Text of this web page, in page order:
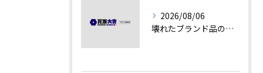
2026/08/06
壊れたブランド品の価値を見極める技術とは